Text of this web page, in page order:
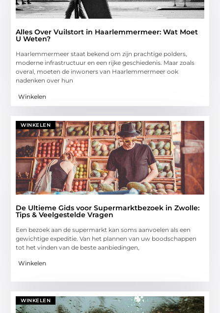
Alles Over Vuilstort in Haarlemmermeer: Wat Moet
U Weten?
Haarlemmermeer staat bekend om zijn prachtige polders,
moderne infrastructuur en een rijke geschiedenis. Maar zoals
overal, moeten de inwoners van Haarlemmermeer ook
nadenken over hun
Winkelen
WINKELEN
De Ultieme Gids voor Supermarktbezoek in Zwolle:
Tips & Veelgestelde Vragen
Een bezoek aan de supermarkt kan soms aanvoelen als een
gewichtige expeditie. Van het plannen van uw boodschappen
tot het vinden van de beste aanbiedingen,
Winkelen
WINKELEN